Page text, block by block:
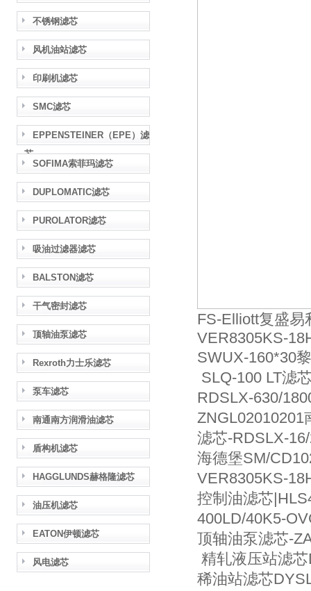
不锈钢滤芯
风机油站滤芯
印刷机滤芯
SMC滤芯
EPPENSTEINER（EPE）滤
芯
SOFIMA索菲玛滤芯
DUPLOMATIC滤芯
PUROLATOR滤芯
吸油过滤器滤芯
BALSTON滤芯
干气密封滤芯
顶轴油泵滤芯
Rexroth力士乐滤芯
泵车滤芯
南通南方润滑油滤芯
盾构机滤芯
HAGGLUNDS赫格隆滤芯
油压机滤芯
EATON伊顿滤芯
风电滤芯
FS-Elliott复盛
VER8305KS-
SWUX-160*30
SLQ-100 LT滤
RDSLX-630/
ZNGL02010201
滤芯-RDSLX-
海德堡SM/
VER8305KS-
控制油滤芯
400LD/40K5-
顶轴油泵滤芯-
精轧液压站滤
稀油站滤芯